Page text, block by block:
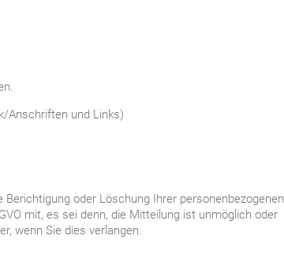
Anschriften und Links)
oder Löschung Ihrer personenbezogenen
mit, es sei denn, die Mitteilung ist unmöglich oder
wenn Sie dies verlangen.